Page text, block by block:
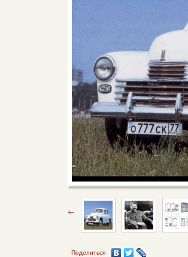
Поделиться